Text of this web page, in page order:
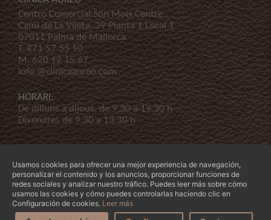
Centro Comercial Son Moix Centre
Cami de La Vileta, 39 Planta 1 Local 1
07011 Palma de Mallorca
T.871 57 55 10
M.620 12 15 67
info @clinicaaureo.com
HORARI:
De dilluns a dijous, de 9.30 a 19.30 h
Divendres de 9.30 a 13.30 h
© Copyright 2026 Clínica Áureo S.L.Legal-Declaración de Accessibilidad
condicions-La nostra empresa
Usamos cookies para ofrecer una mejor experiencia de navegación,
personalizar el contenido y los anuncios, proporcionar funciones de
redes sociales y analizar nuestro tráfico. Puedes leer más sobre cómo
usamos las cookies y cómo puedes controlarlas haciendo clic en
Configuración de cookies. Leer más